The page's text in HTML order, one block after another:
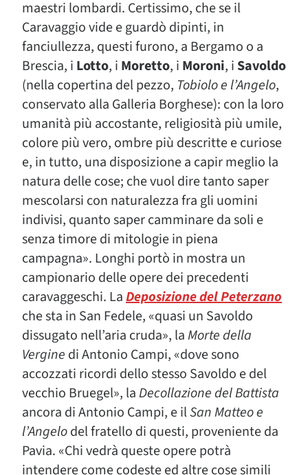
maestri lombardi. Certissimo, che se il
Caravaggio vide e guardò dipinti, in
fanciullezza, questi furono, a Bergamo o a
Brescia, i Lotto, i Moretto, i Moroni, i Savoldo
(nella copertina del pezzo, Tobiolo e l’Angelo,
conservato alla Galleria Borghese): con la loro
umanità più accostante, religiosità più umile,
colore più vero, ombre più descritte e curiose
e, in tutto, una disposizione a capir meglio la
natura delle cose; che vuol dire tanto saper
mescolarsi con naturalezza fra gli uomini
indivisi, quanto saper camminare da soli e
senza timore di mitologie in piena
campagna». Longhi portò in mostra un
campionario delle opere dei precedenti
caravaggeschi. LaDeposizione del Peterzano
che sta in San Fedele, «quasi un Savoldo
dissugato nell’aria cruda», laMorte della
Vergine di Antonio Campi, «dove sono
accozzati ricordi dello stesso Savoldo e del
vecchio Bruegel», laDecollazione del Battista
ancora di Antonio Campi, e ilSan Matteo e
l’Angelodel fratello di questi, proveniente da
Pavia. «Chi vedrà queste opere potrà
intendere come codeste ed altre cose simili